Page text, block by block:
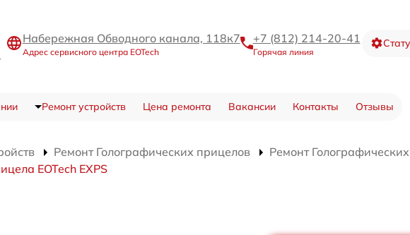
Набережная Обводного канала, 118к7
Адрес сервисного центра EOTech
+7 (812) 214-20-41
Горячая линия
Ремонт устройств Цена ремонта Вакансии Контакты Отзывы
Ремонт Голографических прицелов
Ремонт
EOTech EXPS